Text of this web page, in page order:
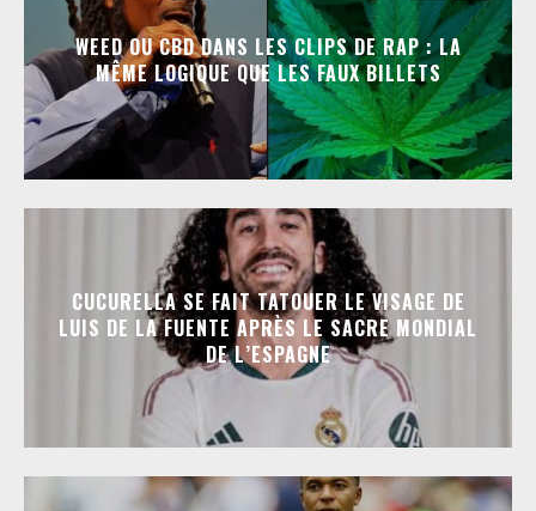
WEED OU CBD DANS LES CLIPS DE RAP : LA
MÊME LOGIQUE QUE LES FAUX BILLETS
CUCURELLA SE FAIT TATOUER LE VISAGE DE
LUIS DE LA FUENTE APRÈS LE SACRE MONDIAL
DE L’ESPAGNE